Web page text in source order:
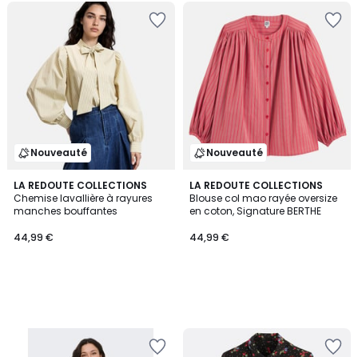
Nouveauté
LA REDOUTE COLLECTIONS
Chemise lavallière à rayures
manches bouffantes
44,99 €
Nouveauté
LA REDOUTE COLLECTIONS
Blouse col mao rayée oversize
en coton, Signature BERTHE
44,99 €